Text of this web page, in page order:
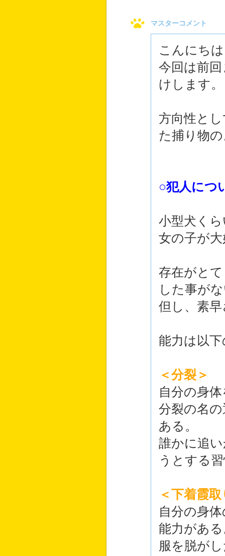
マスターコメント
こんにち
今回は前
けします。
方向性と
た捕り物
○犯人につ
小型犬く
女の子が
存在がと
した事が
但し、素
能力は以
＜分裂＞
自分の身
分裂の名
ある。
誰かに追
うとする
＜下着霞
自分の身
能力があ
服を脱が